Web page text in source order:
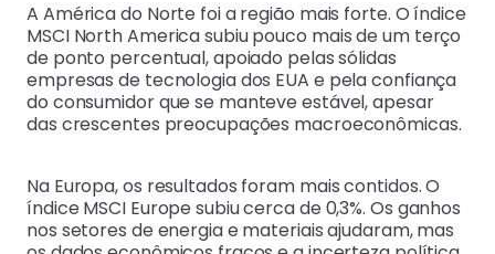
A América do Norte foi a região mais forte. O índice
MSCI North America subiu pouco mais de um terço
de ponto percentual, apoiado pelas sólidas
empresas de tecnologia dos EUA e pela confiança
do consumidor que se manteve estável, apesar
das crescentes preocupações macroeconômicas.
Na Europa, os resultados foram mais contidos. O
índice MSCI Europe subiu cerca de 0,3%. Os ganhos
nos setores de energia e materiais ajudaram, mas